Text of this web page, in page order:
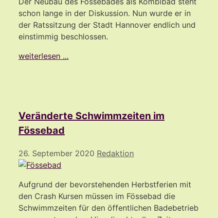
schon lange in der Diskussion. Nun wurde er in
der Ratssitzung der Stadt Hannover endlich und
einstimmig beschlossen.
weiterlesen ...
Veränderte Schwimmzeiten im
Fössebad
26. September 2020 Redaktion
Aufgrund der bevorstehenden Herbstferien mit
den Crash Kursen müssen im Fössebad die
Schwimmzeiten für den öffentlichen Badebetrieb